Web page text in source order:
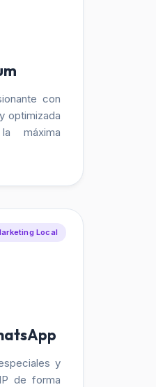
con
optimizada
máxima
Local
y
de forma